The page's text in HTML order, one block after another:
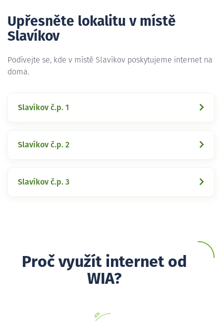
Upřesněte lokalitu v místě
Slavíkov
Podívejte se, kde v místě Slavíkov poskytujeme internet na
doma.
Slavíkov č.p. 1
Slavíkov č.p. 2
Slavíkov č.p. 3
Proč využít internet od
WIA?